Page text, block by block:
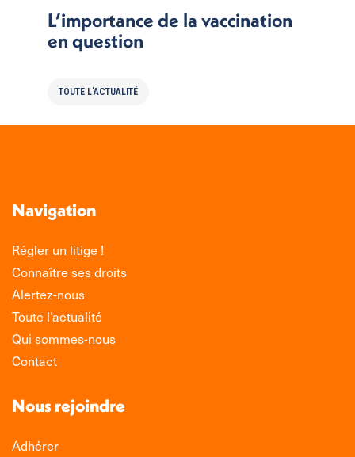
L’importance de la vaccination
en question
TOUTE L'ACTUALITÉ
Navigation
Régler un litige !
Connaître ses droits
Alertez-nous
Toute l’actualité
Qui sommes-nous
Contact
Nous rejoindre
Adhérer